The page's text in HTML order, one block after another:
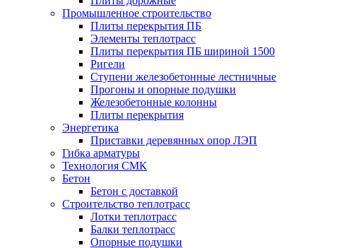
Промышленное строительство
Плиты перекрытия ПБ
Элементы теплотрасс
Плиты перекрытия ПБ шириной 1500
Ригели
Ступени железобетонные лестничные
Прогоны и опорные подушки
Железобетонные колонны
Плиты перекрытия
Энергетика
Приставки деревянных опор ЛЭП
Гибка арматуры
Технология СМК
Бетон
Бетон с доставкой
Строительство теплотрасс
Лотки теплотрасс
Балки теплотрасс
Опорные подушки